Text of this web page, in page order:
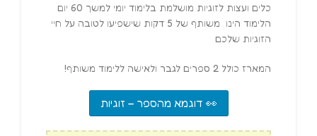
כלים ועצות לזוגיות מושלמת בלימוד יומי למשך 60 יום
הלימוד הינו משותף של 5 דקות שישפיעו לטובה על חיי
הזוגיות שלכם
המארז כולל 2 ספרים לגבר ולאישה ללימוד משותף!
👀 דוגמא מהספר – זוגיות